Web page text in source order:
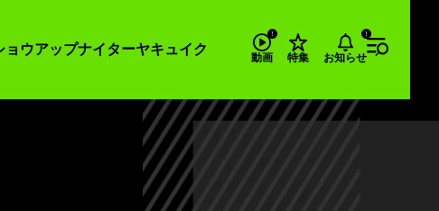
ョウアップナイターヤキュイク
動画 特集 お知らせ